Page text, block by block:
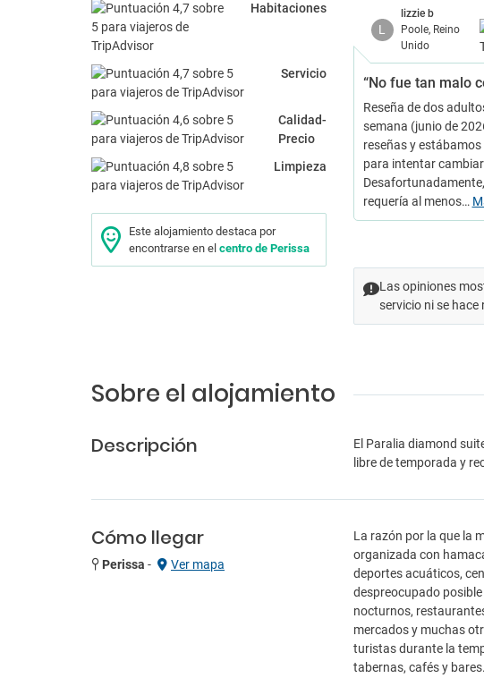
Habitaciones
Servicio
Calidad-
Precio
Limpieza
Este alojamiento destaca por
encontrarse en el centro de Perissa
L
lizzie b
Poole, Reino
Unido
“No fue tan malo
Reseña de dos
semana (junio de
reseñas y
para intentar
requería al menos…
Las opiniones
servicio ni se
Sobre el alojamiento
Descripción
El Paralia diamond
libre de temporada y
Cómo llegar
Perissa - Ver mapa
La razón por la que la
organizada con
deportes acuáticos,
despreocupado
nocturnos,
mercados y muchas
turistas durante la
tabernas, cafés y